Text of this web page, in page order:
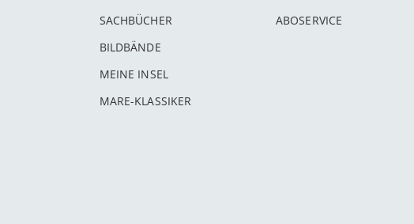
SACHBÜCHER
BILDBÄNDE
MEINE INSEL
MARE-KLASSIKER
ABOSERVICE